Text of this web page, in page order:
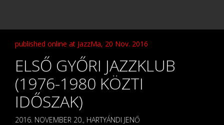
published online at JazzMa, 20 Nov. 2016
ELSŐ GYŐRI JAZZKLUB
(1976-1980 KÖZTI
IDŐSZAK)
2016. NOVEMBER 20., HARTYÁNDI JENŐ